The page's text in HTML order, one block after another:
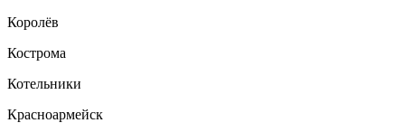
Королёв
Кострома
Котельники
Красноармейск